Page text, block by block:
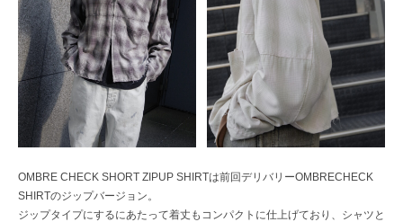
OMBRE CHECK SHORT ZIPUP SHIRTは前回デリバリーOMBRECHECK
SHIRTのジップバージョン。
ジップタイプにするにあたって着丈もコンパクトに仕上げており、シャツと